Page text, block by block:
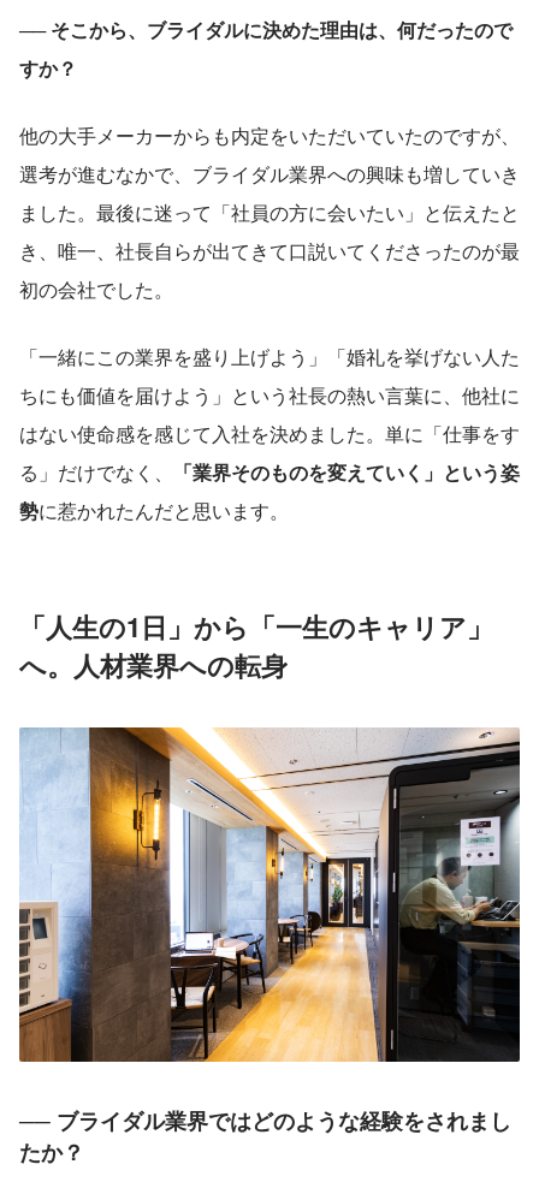
── そこから、ブライダルに決めた理由は、何だったので
すか？
他の大手メーカーからも内定をいただいていたのですが、
選考が進むなかで、ブライダル業界への興味も増していき
ました。最後に迷って「社員の方に会いたい」と伝えたと
き、唯一、社長自らが出てきて口説いてくださったのが最
初の会社でした。
「一緒にこの業界を盛り上げよう」「婚礼を挙げない人た
ちにも価値を届けよう」という社長の熱い言葉に、他社に
はない使命感を感じて入社を決めました。単に「仕事をす
る」だけでなく、
「業界そのものを変えていく」という姿
勢に惹かれたんだと思います。
「人生の1日」から「一生のキャリア」
へ。人材業界への転身
── ブライダル業界ではどのような経験をされまし
たか？